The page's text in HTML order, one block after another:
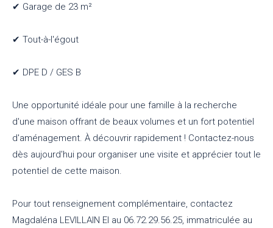
✔ Garage de 23 m²
✔ Tout-à-l'égout
✔ DPE D / GES B
Une opportunité idéale pour une famille à la recherche
d'une maison offrant de beaux volumes et un fort potentiel
d'aménagement. À découvrir rapidement ! Contactez-nous
dès aujourd'hui pour organiser une visite et apprécier tout le
potentiel de cette maison.
Pour tout renseignement complémentaire, contactez
Magdaléna LEVILLAIN EI au 06.72.29.56.25, immatriculée au